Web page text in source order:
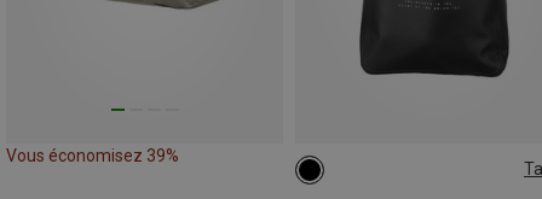
Vous économisez 39%
ONE SIZE